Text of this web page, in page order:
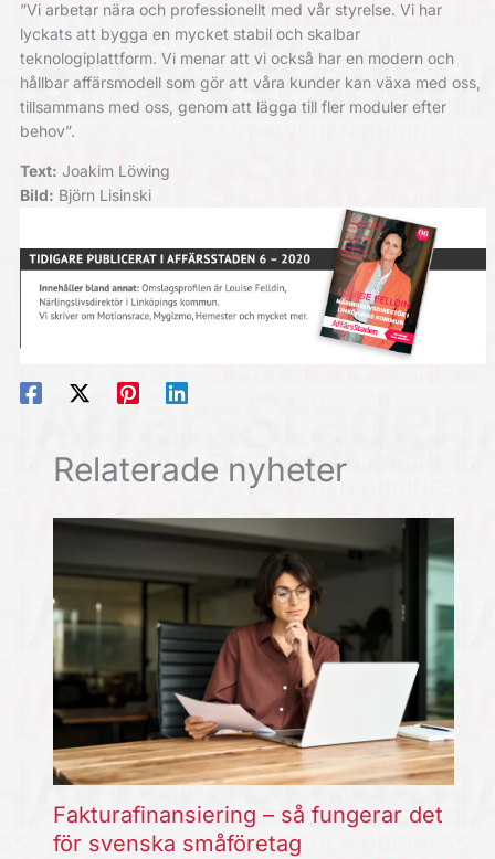
”Vi arbetar nära och professionellt med vår styrelse. Vi har
lyckats att bygga en mycket stabil och skalbar
teknologiplattform. Vi menar att vi också har en modern och
hållbar affärsmodell som gör att våra kunder kan växa med oss,
tillsammans med oss, genom att lägga till fler moduler efter
behov”.
Text: Joakim Löwing
Bild: Björn Lisinski
Relaterade nyheter
Fakturafinansiering – så fungerar det
för svenska småföretag